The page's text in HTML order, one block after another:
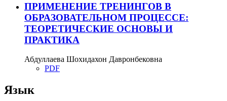
ПРИМЕНЕНИЕ ТРЕНИНГОВ В
ОБРАЗОВАТЕЛЬНОМ ПРОЦЕССЕ:
ТЕОРЕТИЧЕСКИЕ ОСНОВЫ И
ПРАКТИКА
Абдуллаева Шохидахон Давронбековна
PDF
Язык